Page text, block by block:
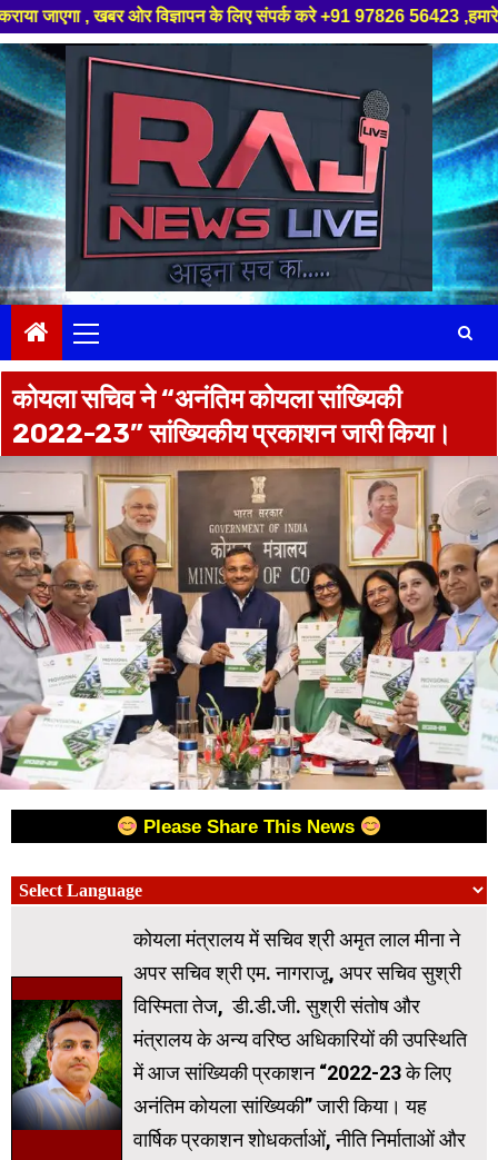
ओर विज्ञापन के लिए संपर्क करे +91 97826 56423 ,हमारे यूट्यूब चैनल
Skip
to
content
Menu
कोयला सचिव ने “अनंतिम कोयला सांख्यिकी
2022-23” सांख्यिकीय प्रकाशन जारी किया।
Please Share This News
कोयला मंत्रालय में सचिव श्री अमृत लाल मीना ने
अपर सचिव श्री एम. नागराजू, अपर सचिव सुश्री
विस्मिता तेज, डी.डी.जी. सुश्री संतोष और
मंत्रालय के अन्य वरिष्ठ अधिकारियों की उपस्थिति
में आज सांख्यिकी प्रकाशन “2022-23 के लिए
अनंतिम कोयला सांख्यिकी” जारी किया। यह
वार्षिक प्रकाशन शोधकर्ताओं, नीति निर्माताओं और